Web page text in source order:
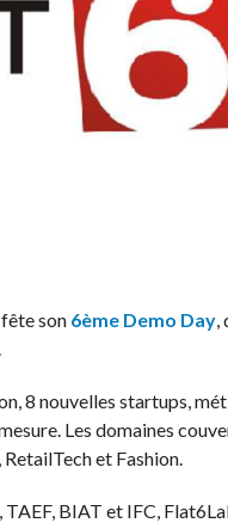
son 6ème Demo Day,
8 nouvelles startups,
Les domaines
et Fashion.
BIAT et IFC,